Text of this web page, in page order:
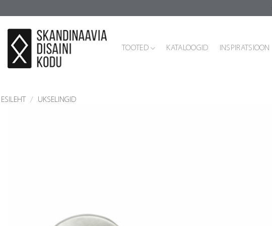
to
content
TOOTED KATALOOGID INSPIRATSIOON
ESILEHT / UKSELINGID